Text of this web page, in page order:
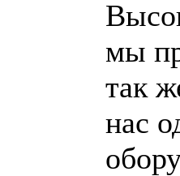
мы
так
нас